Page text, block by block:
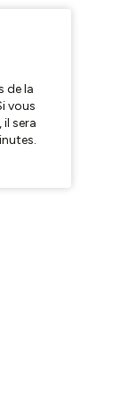
de la
vous
sera